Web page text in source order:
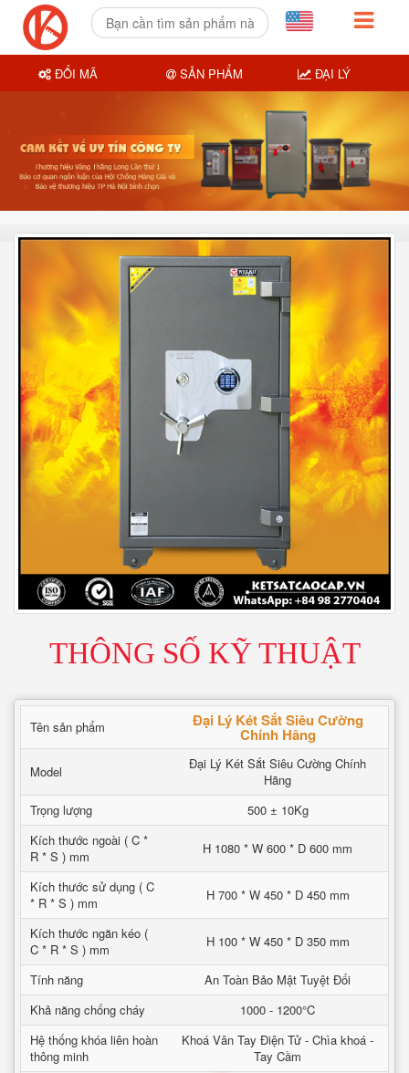
THÔNG SỐ KỸ THUẬT
Tên sản phẩm Đại Lý Két Sắt Siêu Cường
Chính Hãng
Model
Đại Lý Két Sắt Siêu Cường Chính
Hãng
Trọng lượng
500 ± 10Kg
Kích thước ngoài ( C *
R * S ) mm
H 1080 * W 600 * D 600 mm
Kích thước sử dụng ( C
* R * S ) mm
H 700 * W 450 * D 450 mm
Kích thước ngăn kéo (
C * R * S ) mm
H 100 * W 450 * D 350 mm
Tính năng
An Toàn Bảo Mật Tuyệt Đối
Khả năng chống cháy
1000 - 1200°C
Hệ thống khóa liên hoàn
thông minh
Khoá Vân Tay Điện Tử - Chìa khoá -
Tay Cầm
ĐỔI MÃ SẢN PHẨM ĐẠI LÝ